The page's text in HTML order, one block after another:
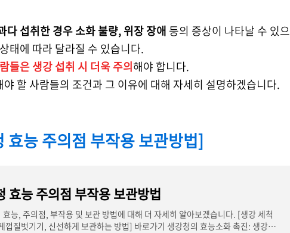
다 섭취한 경우 소화 불량, 위장 장애 등의 증상이 나타날 수 있으
태에 따라 달라질 수 있습니다.
들은 생강 섭취 시 더욱 주의해야 합니다.
할 사람들의 조건과 그 이유에 대해 자세히 설명하겠습니다.
효능 주의점 부작용 보관방법]
효능 주의점 부작용 보관방법
효능, 주의점, 부작용 및 보관 방법에 대해 더 자세히 알아보겠습니다. [생강 세척
껍질벗기기, 신선하게 보관하는 방법] 바로가기 생강청의 효능소화 촉진: 생강에